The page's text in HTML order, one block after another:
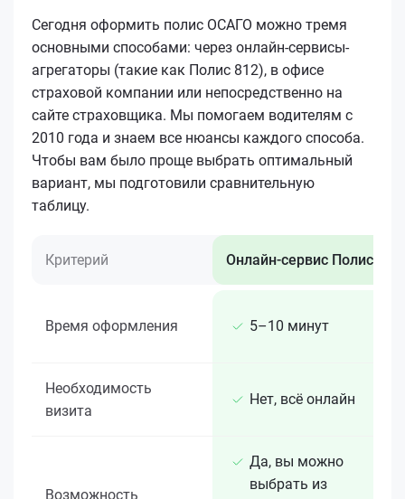
Сегодня оформить полис ОСАГО можно тремя
основными способами: через онлайн-сервисы-
агрегаторы (такие как Полис 812), в офисе
страховой компании или непосредственно на
сайте страховщика. Мы помогаем водителям с
2010 года и знаем все нюансы каждого способа.
Чтобы вам было проще выбрать оптимальный
вариант, мы подготовили сравнительную
таблицу.
Критерий Онлайн-сервис Полис 812
Время оформления 5–10 минут
Необходимость
визита
Нет, всё онлайн
Возможность
Да, вы можно
выбрать из